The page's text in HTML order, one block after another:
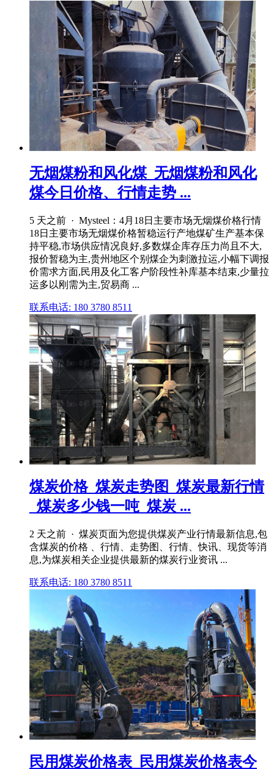
无烟煤粉和风化煤_无烟煤粉和风化
煤今日价格、行情走势 ...
5 天之前 · Mysteel：4月18日主要市场无烟煤价格行情
18日主要市场无烟煤价格暂稳运行产地煤矿生产基本保
持平稳,市场供应情况良好,多数煤企库存压力尚且不大,
报价暂稳为主,贵州地区个别煤企为刺激拉运,小幅下调报
价需求方面,民用及化工客户阶段性补库基本结束,少量拉
运多以刚需为主,贸易商 ...
联系电话: 180 3780 8511
煤炭价格_煤炭走势图_煤炭最新行情
_煤炭多少钱一吨_煤炭 ...
2 天之前 · 煤炭页面为您提供煤炭产业行情最新信息,包
含煤炭的价格 、行情、走势图、行情、快讯、现货等消
息,为煤炭相关企业提供最新的煤炭行业资讯 ...
联系电话: 180 3780 8511
民用煤炭价格表_民用煤炭价格表今